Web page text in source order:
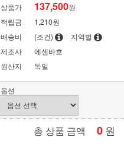
상품가 137,500원
적립금
1,210원
배송비
(조건)
지역별
제조사
에센바흐
원산지
독일
옵션
총 상품 금액 0 원